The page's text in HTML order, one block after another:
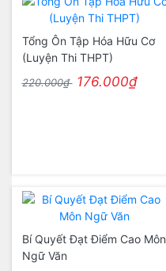
Tổng Ôn Tập Hóa Hữu Cơ
(Luyện Thi THPT)
220.000₫ 176.000₫
Bí Quyết Đạt Điểm Cao Môn
Ngữ Văn